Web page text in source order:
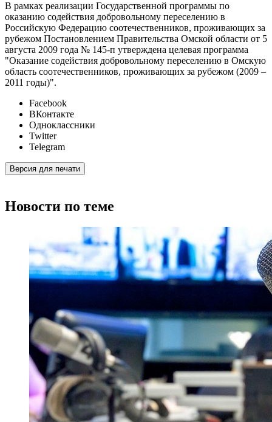
В рамках реализации Государственной программы по
оказанию содействия добровольному переселению в
Российскую Федерацию соотечественников, проживающих за
рубежом Постановлением Правительства Омской области от 5
августа 2009 года № 145-п утверждена целевая программа
"Оказание содействия добровольному переселению в Омскую
область соотечественников, проживающих за рубежом (2009 –
2011 годы)".
Facebook
ВКонтакте
Одноклассники
Twitter
Telegram
Версия для печати
Новости по теме